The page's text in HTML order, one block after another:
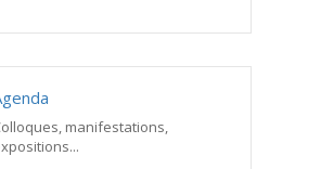
manifestations,